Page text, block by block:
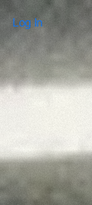
Log In